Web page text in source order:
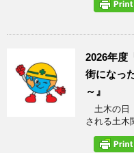
2026年度
街になっ
～』
土木の日
される土木